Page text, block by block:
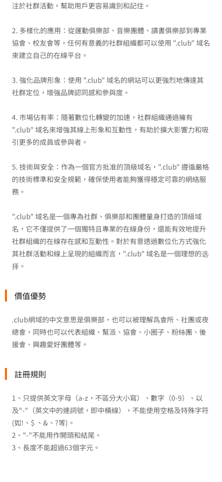
注於社群活動，幫助用戶更容易識別和記住。
2. 多樣化的應用：從運動俱樂部、音樂團體、讀書俱樂部到專業
協會、校友會等，任何有意義的社群組織都可以使用 ".club" 域名
來建立自己的在線平台。
3. 強化品牌形象：使用 ".club" 域名的網站可以更強烈地傳達其
社群定位，增強品牌認同感和參與度。
4. 市場佔有率：隨著數位化轉變的加速，社群組織通過擁有
".club" 域名來增強其線上形象和互動性，有助於擴大影響力和吸
引更多的成員或參與者。
5. 技術與安全：作為一個官方批准的頂級域名，".club" 遵循嚴格
的技術標準和安全規範，確保使用者能夠獲得穩定可靠的網絡服
務。
".club" 域名是一個專為社群、俱樂部和團體量身打造的頂級域
名，它不僅提供了一個獨特且專業的在線身份，還能有效地提升
社群組織的在線存在感和互動性。對於有意透過數位化方式強化
其社群活動和線上呈現的組織而言，".club" 域名是一個理想的选
择。
價值優勢
.club網域的中文意思是俱樂部，也可以被理解爲會所、社團或夜
總會，同時也可以代表組織、幫派、協會、小圈子、粉絲團、後
援會、興趣愛好團體等。
註冊規則
1、只提供英文字母（a-z，不區分大小寫）、數字（0-9）、以
及"-"（英文中的連詞號，即中橫線），不能使用空格及特殊字符
(如!、$ 、&、?等)。
2、"-"不能用作開頭和結尾。
3、長度不能超過63個字元。